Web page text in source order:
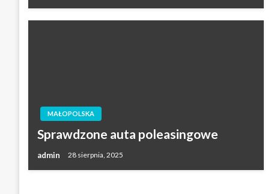
MAŁOPOLSKA
Sprawdzone auta poleasingowe
admin 28 sierpnia, 2025